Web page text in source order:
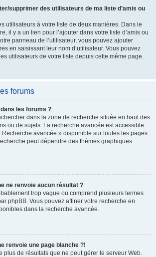
supprimer des utilisateurs de ma liste d’amis ou
utilisateurs à votre liste de deux manières. Dans le
il y a un lien pour l’ajouter dans votre liste d’amis ou
panneau de l’utilisateur, vous pouvez ajouter
en saisissant leur nom d’utilisateur. Vous pouvez
utilisateurs de votre liste depuis cette même page.
forums
les forums ?
dans la zone de recherche située en haut des
ou de sujets. La recherche avancée est accessible
avancée » disponible sur toutes les pages
peut dépendre des thèmes graphiques
ne renvoie aucun résultat ?
trop vague ou comprend plusieurs termes
phpBB. Vous pouvez affiner votre recherche en
dans la recherche avancée.
renvoie une page blanche ?!
plus de résultats que ne peut gérer le serveur Web.